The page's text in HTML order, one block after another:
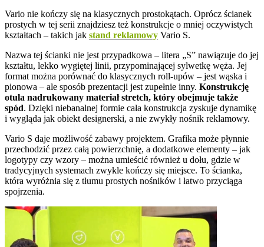
Vario nie kończy się na klasycznych prostokątach. Oprócz ścianek
prostych w tej serii znajdziesz też konstrukcje o mniej oczywistych
kształtach – takich jak stand reklamowy Vario S.
Nazwa tej ścianki nie jest przypadkowa – litera „S” nawiązuje do jej
kształtu, lekko wygiętej linii, przypominającej sylwetkę węża. Jej
format można porównać do klasycznych roll-upów – jest wąska i
pionowa – ale sposób prezentacji jest zupełnie inny. Konstrukcję
otula nadrukowany materiał stretch, który obejmuje także
spód. Dzięki niebanalnej formie cała konstrukcja zyskuje dynamikę
i wygląda jak obiekt designerski, a nie zwykły nośnik reklamowy.
Vario S daje możliwość zabawy projektem. Grafika może płynnie
przechodzić przez całą powierzchnię, a dodatkowe elementy – jak
logotypy czy wzory – można umieścić również u dołu, gdzie w
tradycyjnych systemach zwykle kończy się miejsce. To ścianka,
która wyróżnia się z tłumu prostych nośników i łatwo przyciąga
spojrzenia.